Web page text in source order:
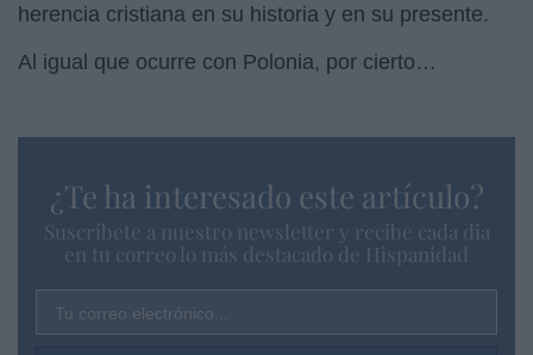
herencia cristiana en su historia y en su presente.
Al igual que ocurre con Polonia, por cierto…
¿Te ha interesado este artículo?
Suscríbete a nuestro newsletter y recibe cada dia
en tu correo lo más destacado de Hispanidad
Tu correo electrónico...